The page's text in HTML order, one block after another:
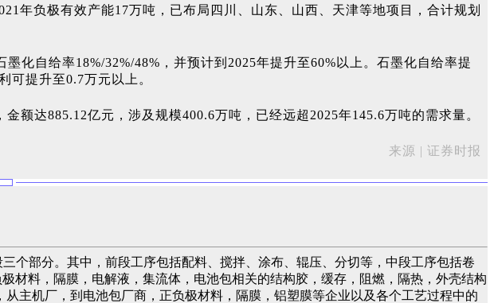
年负极有效产能17万吨，已布局四川、山东、山西、天津等地项目，合计规划
化自给率18%/32%/48%，并预计到2025年提升至60%以上。石墨化自给率提
可提升至0.7万元以上。
额达885.12亿元，涉及规模400.6万吨，已经远超2025年145.6万吨的需求量。
来源 | 证券时报
个部分。其中，前段工序包括配料、搅拌、涂布、辊压、分切等，中段工序包括卷
材料，隔膜，电解液，集流体，电池包相关的结构胶，缓存，阻燃，隔热，外壳结构
主机厂，到电池包厂商，正负极材料，隔膜，铝塑膜等企业以及各个工艺过程中的